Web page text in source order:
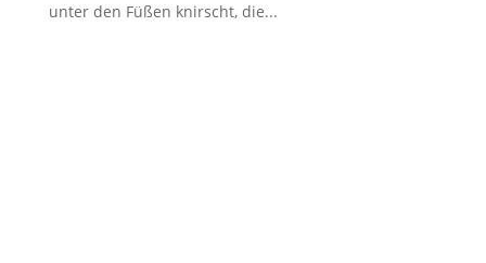
unter den Füßen knirscht, die...